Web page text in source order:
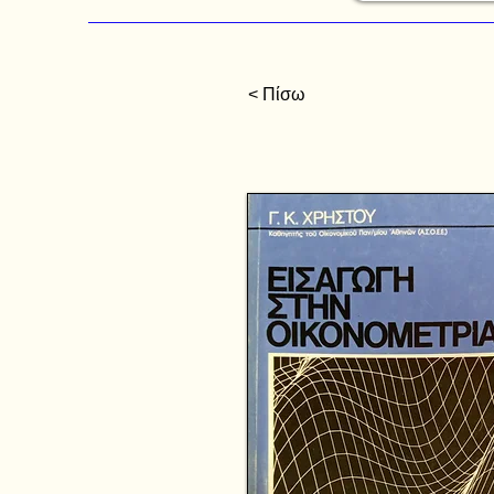
< Πίσω